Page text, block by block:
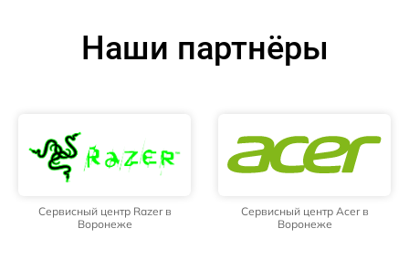
Наши партнёры
Сервисный центр Razer в
Воронеже
Сервисный центр Acer в
Воронеже